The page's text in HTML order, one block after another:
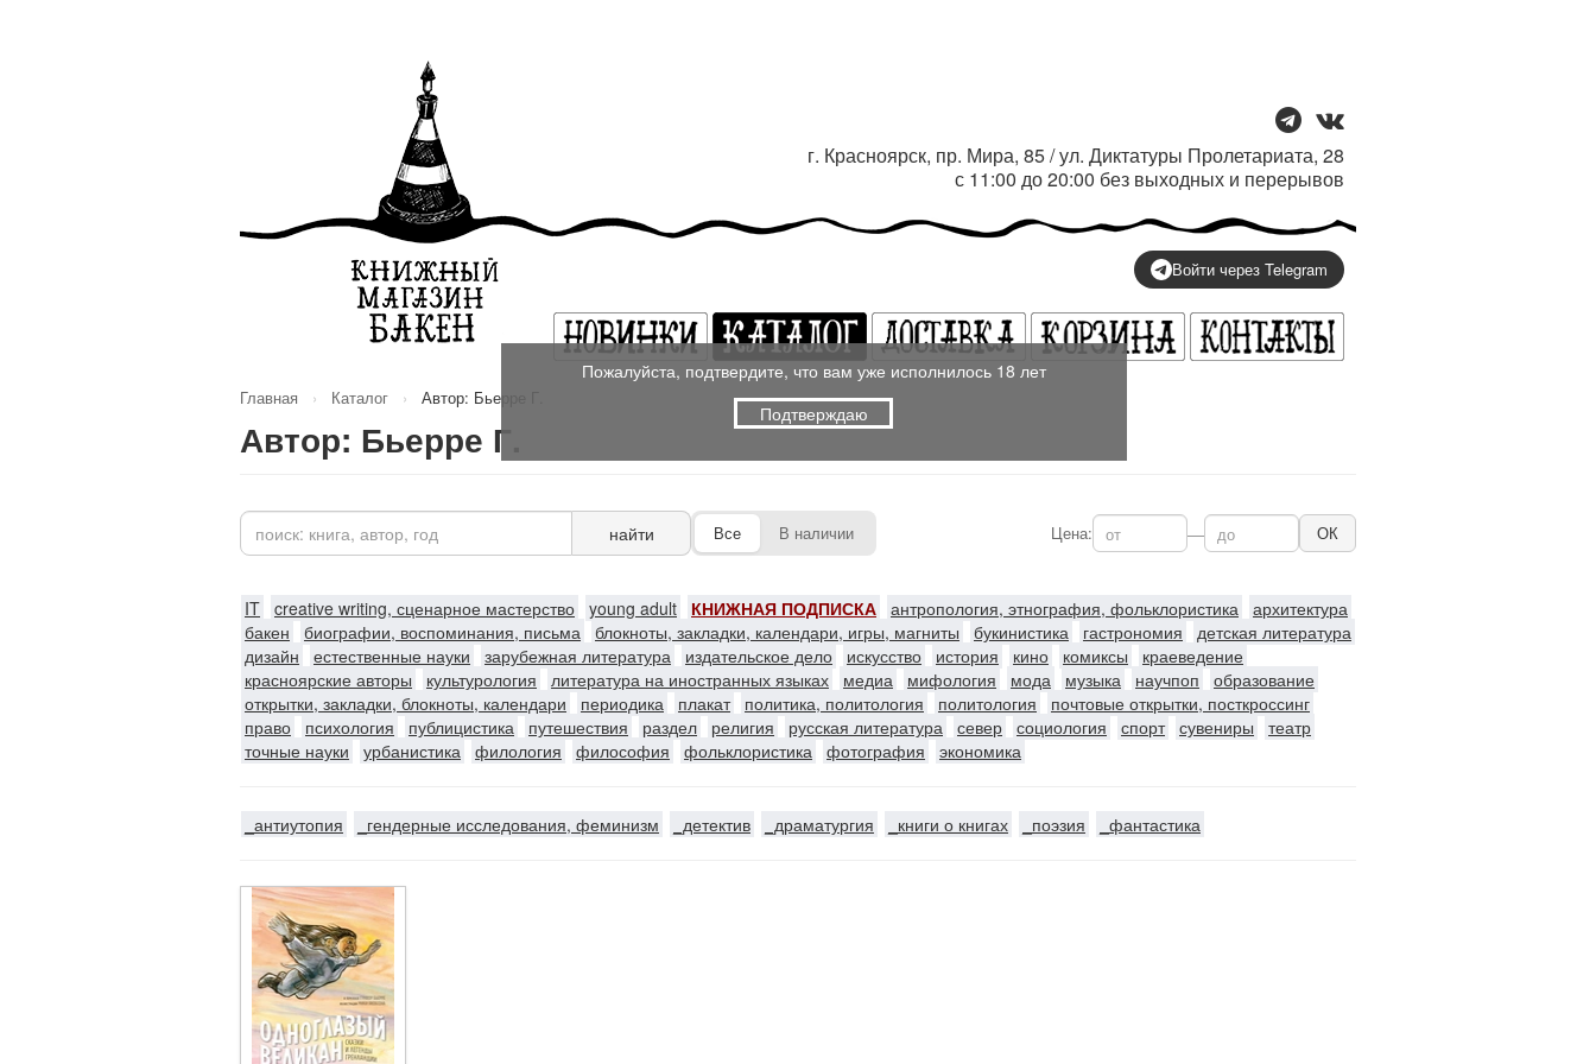
г. Красноярск, пр. Мира, 85 / ул. Диктатуры Пролетариата, 28
с 11:00 до 20:00 без выходных и перерывов
Войти через Telegram
Главная › Каталог › Автор: Бьерре Г.
Автор: Бьерре Г.
найти Все В наличии Цена: — ОК
IT creative writing, сценарное мастерство young adult КНИЖНАЯ ПОДПИСКА антропология, этнография, фольклористика архитектура
бакен
биографии, воспоминания, письма блокноты, закладки, календари, игры, магниты букинистика гастрономия
детская литература
дизайн
естественные науки зарубежная литература издательское дело искусство история кино комиксы
краеведение
красноярские авторы
культурология литература на иностранных языках медиа мифология мода музыка научпоп
образование
открытки, закладки, блокноты, календари
периодика плакат политика, политология политология
почтовые открытки, посткроссинг
право
психология публицистика путешествия раздел религия русская литература север социология спорт сувениры
театр
точные науки
урбанистика филология философия фольклористика фотография экономика
_антиутопия _гендерные исследования, феминизм _детектив _драматургия _книги о книгах _поэзия _фантастика
Пожалуйста, подтвердите, что вам уже исполнилось 18 лет
Подтверждаю